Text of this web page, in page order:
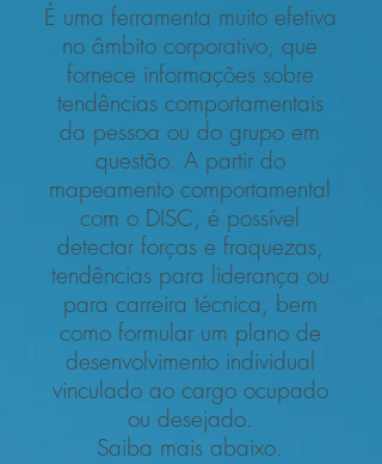
É uma ferramenta muito efetiva
no âmbito corporativo, que
fornece informações sobre
tendências comportamentais
da pessoa ou do grupo em
questão. A partir do
mapeamento comportamental
com o DISC, é possível
detectar forças e fraquezas,
tendências para liderança ou
para carreira técnica, bem
como formular um plano de
desenvolvimento individual
vinculado ao cargo ocupado
ou desejado.
Saiba mais abaixo.